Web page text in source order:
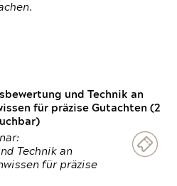
und Technik an
für präzise Gutachten (2
Technik an
für präzise